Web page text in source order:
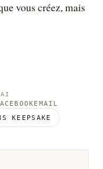
vous créez, mais
EMAIL
KEEPSAKE